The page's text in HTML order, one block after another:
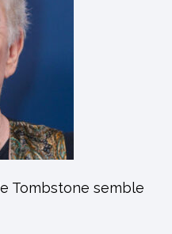
Tombstone semble